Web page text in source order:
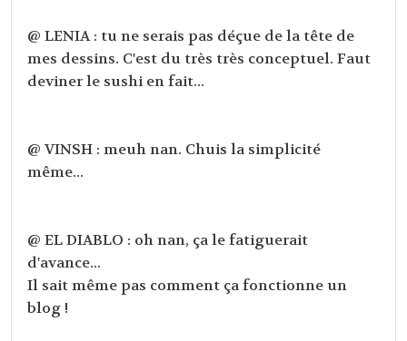
@ LENIA : tu ne serais pas déçue de la tête de
mes dessins. C'est du très très conceptuel. Faut
deviner le sushi en fait...
@ VINSH : meuh nan. Chuis la simplicité
même...
@ EL DIABLO : oh nan, ça le fatiguerait
d'avance...
Il sait même pas comment ça fonctionne un
blog !